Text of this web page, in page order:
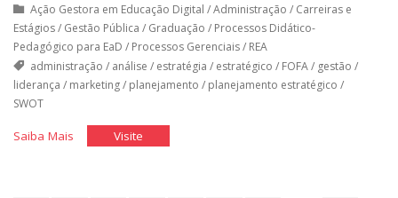
Ação Gestora em Educação Digital /Administração / Carreiras e
Estágios/ Gestão Pública / Graduação / Processos Didático-
Pedagógico para EaD / Processos Gerenciais/ REA
administração / análise / estratégia / estratégico / FOFA/ gestão /
liderança / marketing/ planejamento / planejamento estratégico /
SWOT
Saiba Mais"Planejamento
Visite"Planejamento